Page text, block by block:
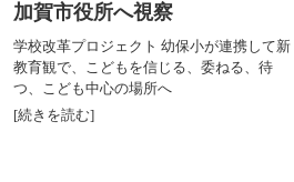
加賀市役所へ視察
学校改革プロジェクト 幼保小が連携して新
教育観で、こどもを信じる、委ねる、待
つ、こども中心の場所へ
[続きを読む]